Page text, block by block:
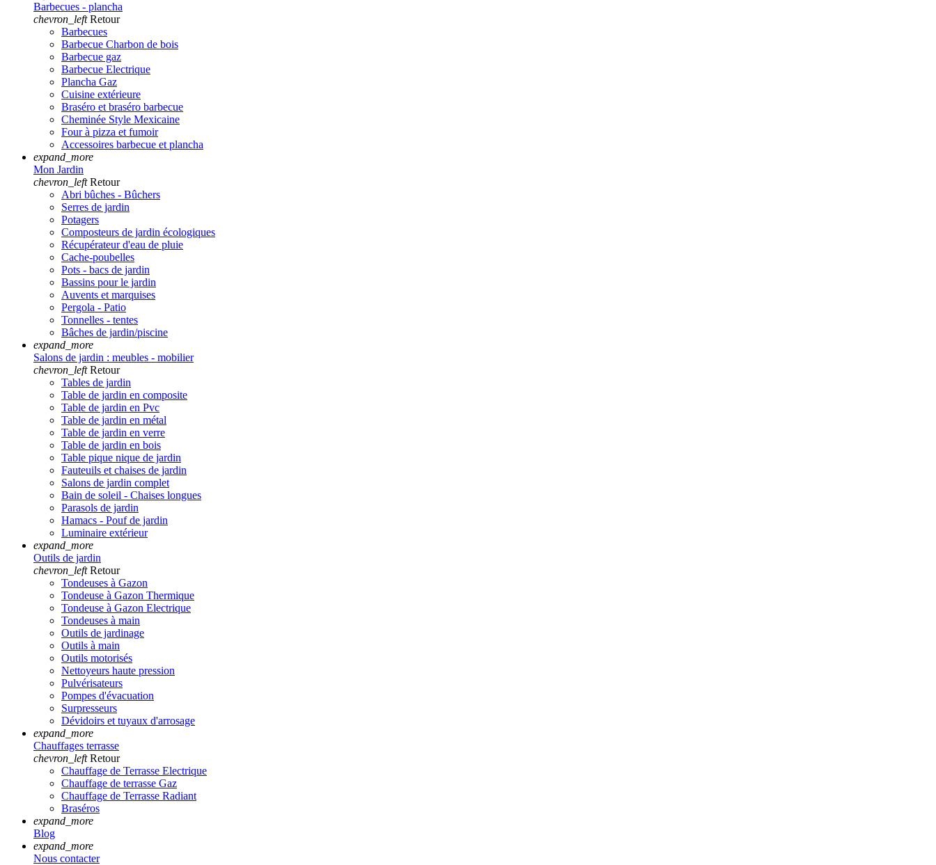
Barbecues - plancha
chevron_left Retour
Barbecues
Barbecue Charbon de bois
Barbecue gaz
Barbecue Electrique
Plancha Gaz
Cuisine extérieure
Braséro et braséro barbecue
Cheminée Style Mexicaine
Four à pizza et fumoir
Accessoires barbecue et plancha
expand_more
Mon Jardin
chevron_left Retour
Abri bûches - Bûchers
Serres de jardin
Potagers
Composteurs de jardin écologiques
Récupérateur d'eau de pluie
Cache-poubelles
Pots - bacs de jardin
Bassins pour le jardin
Auvents et marquises
Pergola - Patio
Tonnelles - tentes
Bâches de jardin/piscine
expand_more
Salons de jardin : meubles - mobilier
chevron_left Retour
Tables de jardin
Table de jardin en composite
Table de jardin en Pvc
Table de jardin en métal
Table de jardin en verre
Table de jardin en bois
Table pique nique de jardin
Fauteuils et chaises de jardin
Salons de jardin complet
Bain de soleil - Chaises longues
Parasols de jardin
Hamacs - Pouf de jardin
Luminaire extérieur
expand_more
Outils de jardin
chevron_left Retour
Tondeuses à Gazon
Tondeuse à Gazon Thermique
Tondeuse à Gazon Electrique
Tondeuses à main
Outils de jardinage
Outils à main
Outils motorisés
Nettoyeurs haute pression
Pulvérisateurs
Pompes d'évacuation
Surpresseurs
Dévidoirs et tuyaux d'arrosage
expand_more
Chauffages terrasse
chevron_left Retour
Chauffage de Terrasse Electrique
Chauffage de terrasse Gaz
Chauffage de Terrasse Radiant
Braséros
expand_more
Blog
expand_more
Nous contacter